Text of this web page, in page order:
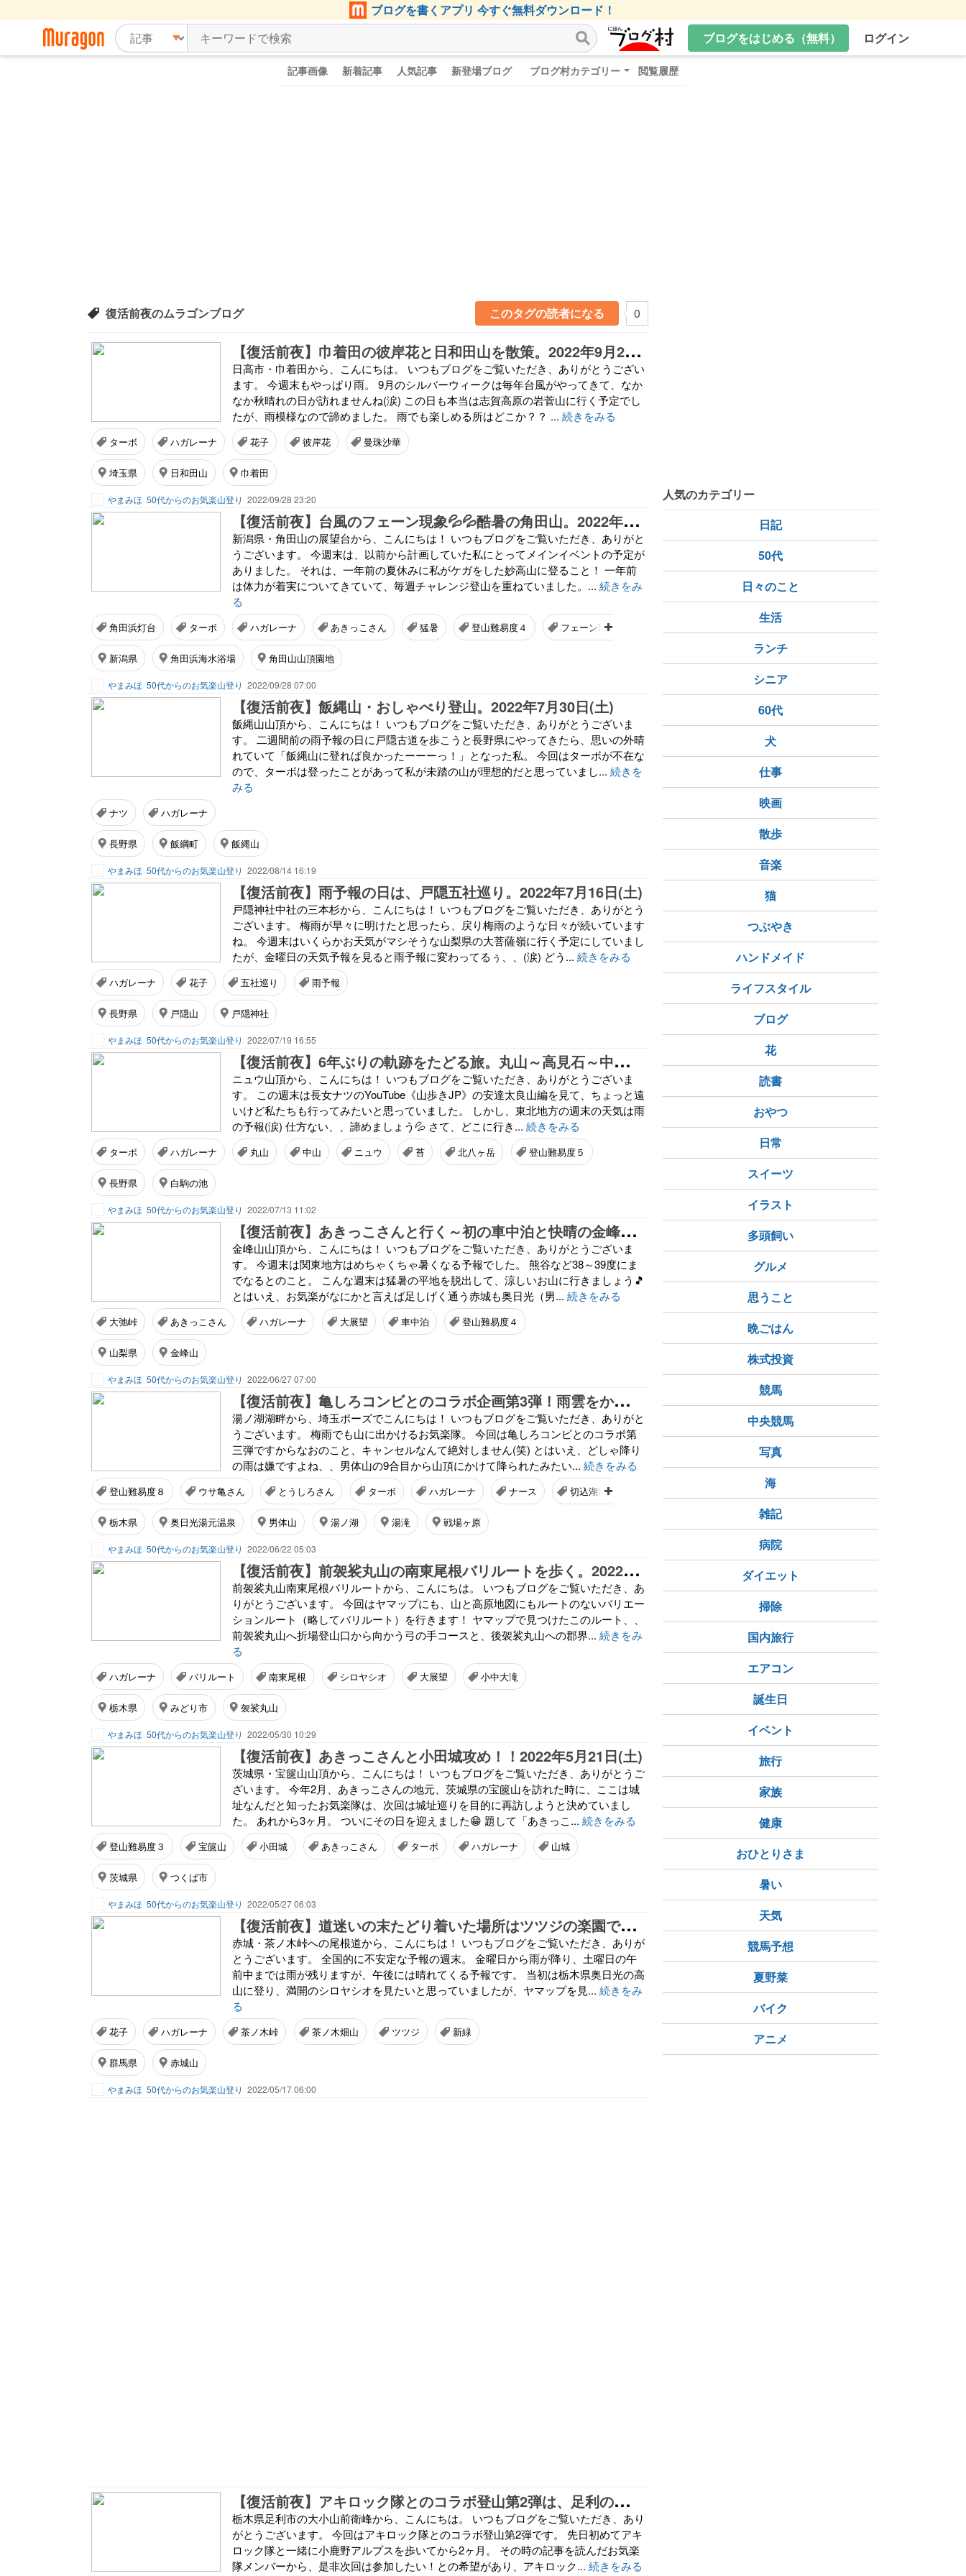
ブログを書くアプリ 今すぐ無料ダウンロード！
ブログをはじめる（無料）
ログイン
記事画像 新着記事 人気記事 新登場ブログ ブログ村カテゴリー 閲覧履歴
復活前夜のムラゴンブログ このタグの読者になる 0
【
復活前夜】巾着田の彼岸花と日和田山を散策。2022年9月23日（祝）
日高市・巾着田から、こんにちは。 いつもブログをご覧いただき、ありがとうござい
ます。 今週末もやっぱり雨。 9月のシルバーウィークは毎年台風がやってきて、なか
なか秋晴れの日が訪れませんね(涙) この日も本当は志賀高原の岩菅山に行く予定でし
たが、雨模様なので諦めました。 雨でも楽しめる所はどこか？？ ... 続きをみる
ターボ ハガレーナ 花子 彼岸花 曼珠沙華
埼玉県 日和田山 巾着田
やまみほ 50代からのお気楽山登り 2022/09/28 23:20
【
復活前夜】台風のフェーン現象💦💦酷暑の角田山。2022年9月18日(日)
新潟県・角田山の展望台から、こんにちは！ いつもブログをご覧いただき、ありがと
うございます。 今週末は、以前から計画していた私にとってメインイベントの予定が
ありました。 それは、一年前の夏休みに私がケガをした妙高山に登ること！ 一年前
は体力が着実についてきていて、毎週チャレンジ登山を重ねていました。... 続きをみ
る
角田浜灯台 ターボ ハガレーナ あきっこさん 猛暑 登山難易度４ フェーン現象
新潟県 角田浜海水浴場 角田山山頂園地
やまみほ 50代からのお気楽山登り 2022/09/28 07:00
【復活前夜】飯縄山・おしゃべり登山。2022年7月30日(土)
飯縄山山頂から、こんにちは！ いつもブログをご覧いただき、ありがとうございま
す。 二週間前の雨予報の日に戸隠古道を歩こうと長野県にやってきたら、思いの外晴
れていて「飯縄山に登れば良かったーーーっ！」となった私。 今回はターボが不在な
ので、ターボは登ったことがあって私が未踏の山が理想的だと思っていまし... 続きを
みる
ナツ ハガレーナ
長野県 飯綱町 飯縄山
やまみほ 50代からのお気楽山登り 2022/08/14 16:19
【復活前夜】雨予報の日は、戸隠五社巡り。2022年7月16日(土)
戸隠神社中社の三本杉から、こんにちは！ いつもブログをご覧いただき、ありがとう
ございます。 梅雨が早々に明けたと思ったら、戻り梅雨のような日々が続いています
ね。 今週末はいくらかお天気がマシそうな山梨県の大菩薩嶺に行く予定にしていまし
たが、金曜日の天気予報を見ると雨予報に変わってるぅ、、(涙) どう... 続きをみる
ハガレーナ 花子 五社巡り 雨予報
長野県 戸隠山 戸隠神社
やまみほ 50代からのお気楽山登り 2022/07/19 16:55
【
復活前夜】6年ぶりの軌跡をたどる旅。丸山～高見石～中山～ニュウ。2022年7月9日(土)
ニュウ山頂から、こんにちは！ いつもブログをご覧いただき、ありがとうございま
す。 この週末は長女ナツのYouTube《山歩きJP》の安達太良山編を見て、ちょっと遠
いけど私たちも行ってみたいと思っていました。 しかし、東北地方の週末の天気は雨
の予報(涙) 仕方ない、、諦めましょう💦 さて、どこに行き... 続きをみる
ターボ ハガレーナ 丸山 中山 ニュウ 苔 北八ヶ岳 登山難易度５
長野県 白駒の池
やまみほ 50代からのお気楽山登り 2022/07/13 11:02
【
復活前夜】あきっこさんと行く～初の車中泊と快晴の金峰山。2022年6月26日(土)
金峰山山頂から、こんにちは！ いつもブログをご覧いただき、ありがとうございま
す。 今週末は関東地方はめちゃくちゃ暑くなる予報でした。 熊谷など38～39度にま
でなるとのこと。 こんな週末は猛暑の平地を脱出して、涼しいお山に行きましょう🎵
とはいえ、お気楽がなにかと言えば足しげく通う赤城も奥日光（男... 続きをみる
大弛峠 あきっこさん ハガレーナ 大展望 車中泊 登山難易度４
山梨県 金峰山
やまみほ 50代からのお気楽山登り 2022/06/27 07:00
【
復活前夜】亀しろコンビとのコラボ企画第3弾！雨雲をかいくぐって奥日光の切込湖刈込湖周回ルートを歩いてきました。2022年6月12日(日)
湯ノ湖湖畔から、埼玉ポーズでこんにちは！ いつもブログをご覧いただき、ありがと
うございます。 梅雨でも山に出かけるお気楽隊。 今回は亀しろコンビとのコラボ第
三弾ですからなおのこと、キャンセルなんて絶対しません(笑) とはいえ、どしゃ降り
の雨は嫌ですよね、、男体山の9合目から山頂にかけて降られたみたい... 続きをみる
登山難易度８ ウサ亀さん とうしろさん ターボ ハガレーナ ナース 切込湖刈込湖
栃木県 奥日光湯元温泉 男体山 湯ノ湖 湯滝 戦場ヶ原
やまみほ 50代からのお気楽山登り 2022/06/22 05:03
【
復活前夜】前袈裟丸山の南東尾根バリルートを歩く。2022年5月28日(土)
前袈裟丸山南東尾根バリルートから、こんにちは。 いつもブログをご覧いただき、あ
りがとうございます。 今回はヤマップにも、山と高原地図にもルートのないバリエー
ションルート（略してバリルート）を行きます！ ヤマップで見つけたこのルート、、
前袈裟丸山へ折場登山口から向かう弓の手コースと、後袈裟丸山への郡界... 続きをみ
る
ハガレーナ バリルート 南東尾根 シロヤシオ 大展望 小中大滝
栃木県 みどり市 袈裟丸山
やまみほ 50代からのお気楽山登り 2022/05/30 10:29
【復活前夜】あきっこさんと小田城攻め！！2022年5月21日(土)
茨城県・宝篋山山頂から、こんにちは！ いつもブログをご覧いただき、ありがとうご
ざいます。 今年2月、あきっこさんの地元、茨城県の宝篋山を訪れた時に、ここは城
址なんだと知ったお気楽隊は、次回は城址巡りを目的に再訪しようと決めていまし
た。 あれから3ヶ月。 ついにその日を迎えました😁 題して「あきっこ... 続きをみる
登山難易度３ 宝篋山 小田城 あきっこさん ターボ ハガレーナ 山城
茨城県 つくば市
やまみほ 50代からのお気楽山登り 2022/05/27 06:03
【
復活前夜】道迷いの末たどり着いた場所はツツジの楽園でした。茶ノ木峠への尾根道ハイク。2022年5月14日(土)
赤城・茶ノ木峠への尾根道から、こんにちは！ いつもブログをご覧いただき、ありが
とうございます。 全国的に不安定な予報の週末。 金曜日から雨が降り、土曜日の午
前中までは雨が残りますが、午後には晴れてくる予報です。 当初は栃木県奥日光の高
山に登り、満開のシロヤシオを見たいと思っていましたが、ヤマップを見... 続きをみ
る
花子 ハガレーナ 茶ノ木峠 茶ノ木畑山 ツツジ 新緑
群馬県 赤城山
やまみほ 50代からのお気楽山登り 2022/05/17 06:00
【
復活前夜】アキロック隊とのコラボ登山第2弾は、足利の大小山へ。2022年5月8日(日)
栃木県足利市の大小山前衛峰から、こんにちは。 いつもブログをご覧いただき、あり
がとうございます。 今回はアキロック隊とのコラボ登山第2弾です。 先日初めてアキ
ロック隊と一緒に小鹿野アルプスを歩いてから2ヶ月。 その時の記事を読んだお気楽
隊メンバーから、是非次回は参加したい！との希望があり、アキロック... 続きをみる
人気のカテゴリー
日記
50代
日々のこと
生活
ランチ
シニア
60代
犬
仕事
映画
散歩
音楽
猫
つぶやき
ハンドメイド
ライフスタイル
ブログ
花
読書
おやつ
日常
スイーツ
イラスト
多頭飼い
グルメ
思うこと
晩ごはん
株式投資
競馬
中央競馬
写真
海
雑記
病院
ダイエット
掃除
国内旅行
エアコン
誕生日
イベント
旅行
家族
健康
おひとりさま
暑い
天気
競馬予想
夏野菜
バイク
アニメ